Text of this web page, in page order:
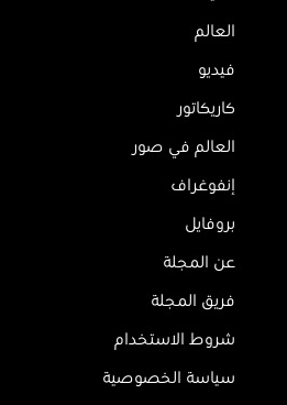
العالم
فيديو
كاريكاتور
العالم في صور
إنفوغراف
بروفايل
عن المجلة
فريق المجلة
شروط الاستخدام
سياسة الخصوصية